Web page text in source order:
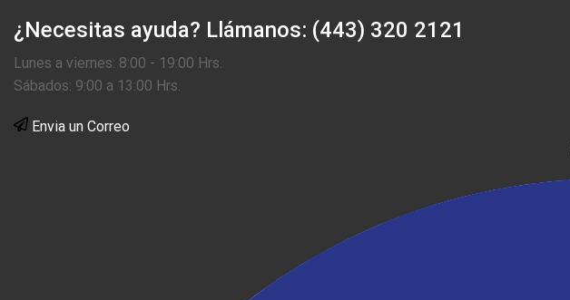
¿Necesitas ayuda? Llámanos: (443) 320 2121
Lunes a viernes: 8:00 - 19:00 Hrs.
Sábados: 9:00 a 13:00 Hrs.
Envia un Correo